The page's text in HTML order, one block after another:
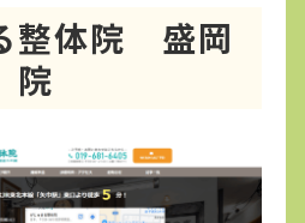
整体院 盛岡
院